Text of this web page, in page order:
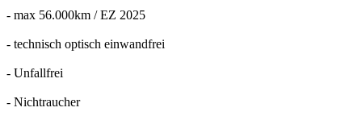
- max 56.000km / EZ 2025
- technisch optisch einwandfrei
- Unfallfrei
- Nichtraucher